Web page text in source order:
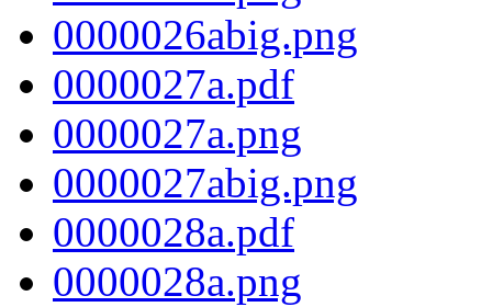
0000026abig.png
0000027a.pdf
0000027a.png
0000027abig.png
0000028a.pdf
0000028a.png